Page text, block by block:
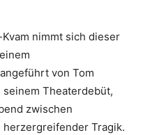
nimmt sich dieser
von Tom
Theaterdebüt,
zwischen
Tragik.